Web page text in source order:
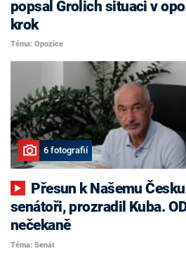
popsal Grolich situaci v
krok
Téma: Opozice
6 fotografií
senátoři, prozradil Kuba.
nečekaně
Téma: Senát